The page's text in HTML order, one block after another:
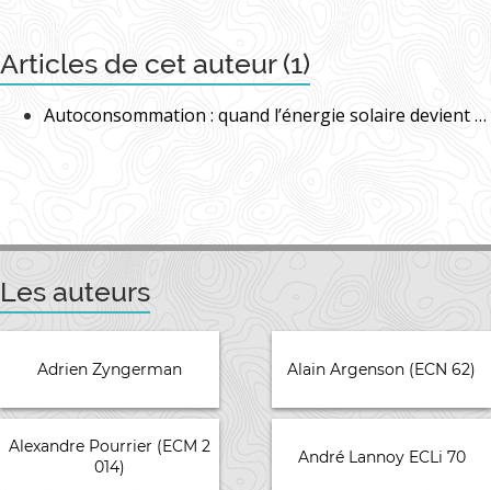
Articles de cet auteur (1)
Autoconsommation : quand l’énergie solaire devient accessible aux particuliers
Les auteurs
Adrien Zyngerman Alain Argenson (ECN 62)
Alexandre Pourrier (ECM 2
014)
André Lannoy ECLi 70